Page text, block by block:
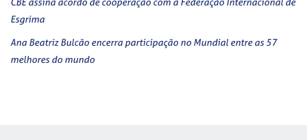
Esgrima
Ana Beatriz Bulcão encerra participação no Mundial entre as 57
melhores do mundo